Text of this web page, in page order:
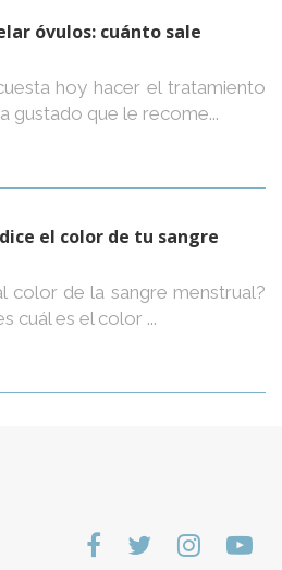
óvulos: cuánto sale
hoy hacer el tratamiento
gustado que le recome...
el color de tu sangre
color de la sangre menstrual?
cuál es el color ...